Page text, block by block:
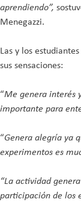
aprendiendo”,
Menegazzi.
Las y los
sus sensaciones:
“Me genera interés
importante para
“Genera alegría ya
experimentos es
“La actividad
participación de los